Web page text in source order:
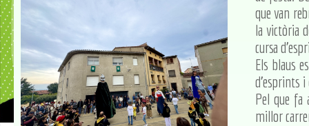
que van
la victòria
cursa
Els blaus
d'esprints i
Pel que fa
millor